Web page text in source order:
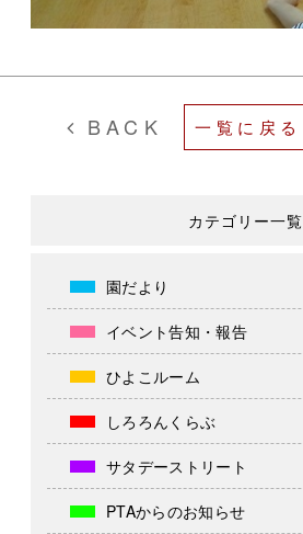
BACK 一覧に戻る
カテゴリー一覧
園だより
イベント告知・報告
ひよこルーム
しろろんくらぶ
サタデーストリート
PTAからのお知らせ